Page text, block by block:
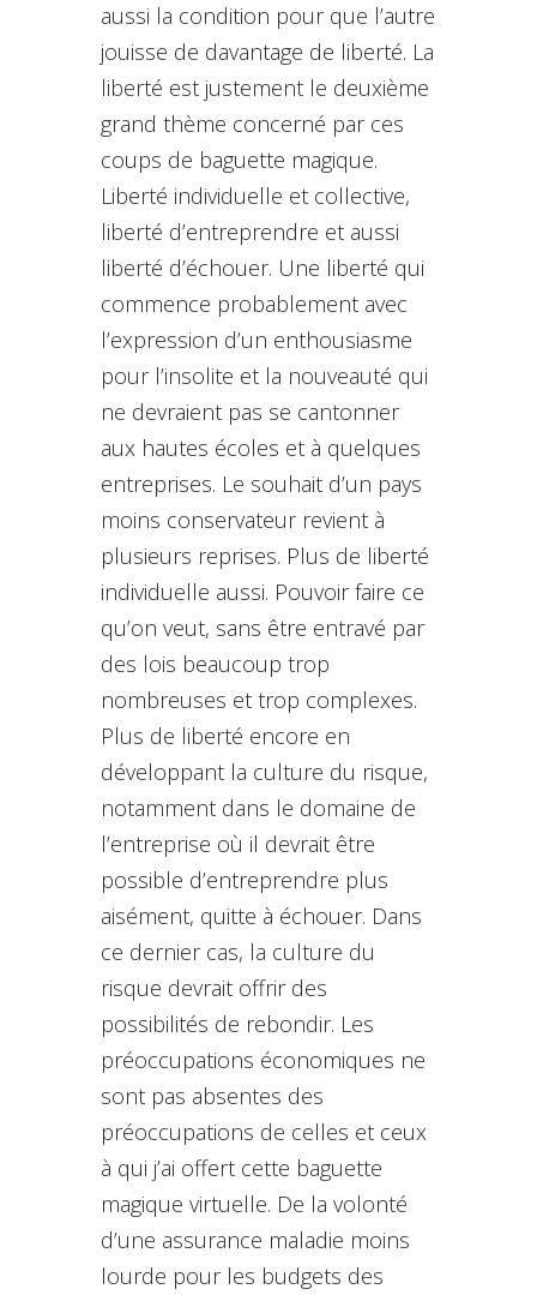
aussi la condition pour que l’autre
jouisse de davantage de liberté. La
liberté est justement le deuxième
grand thème concerné par ces
coups de baguette magique.
Liberté individuelle et collective,
liberté d’entreprendre et aussi
liberté d’échouer. Une liberté qui
commence probablement avec
l’expression d’un enthousiasme
pour l’insolite et la nouveauté qui
ne devraient pas se cantonner
aux hautes écoles et à quelques
entreprises. Le souhait d’un pays
moins conservateur revient à
plusieurs reprises. Plus de liberté
individuelle aussi. Pouvoir faire ce
qu’on veut, sans être entravé par
des lois beaucoup trop
nombreuses et trop complexes.
Plus de liberté encore en
développant la culture du risque,
notamment dans le domaine de
l’entreprise où il devrait être
possible d’entreprendre plus
aisément, quitte à échouer. Dans
ce dernier cas, la culture du
risque devrait offrir des
possibilités de rebondir. Les
préoccupations économiques ne
sont pas absentes des
préoccupations de celles et ceux
à qui j’ai offert cette baguette
magique virtuelle. De la volonté
d’une assurance maladie moins
lourde pour les budgets des